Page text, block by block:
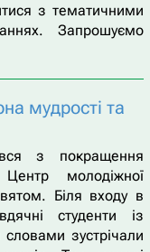
з тематичними
Запрошуємо
мудрості та
з покращення
молодіжної
Біля входу в
студенти із
зустрічали